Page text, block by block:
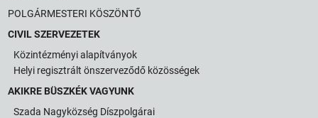
POLGÁRMESTERI KÖSZÖNTŐ
CIVIL SZERVEZETEK
Közintézményi alapítványok
Helyi regisztrált önszerveződő közösségek
AKIKRE BÜSZKÉK VAGYUNK
Szada Nagyközség Díszpolgárai